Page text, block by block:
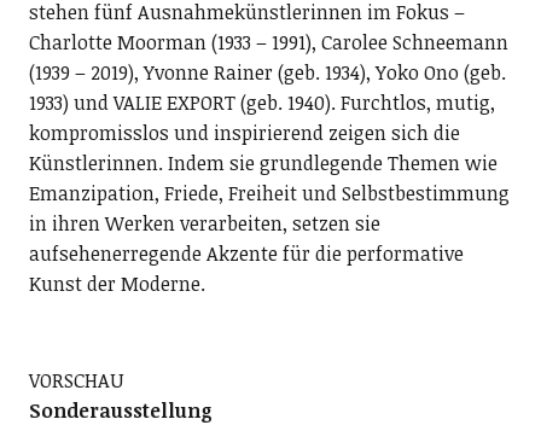
stehen fünf Ausnahmekünstlerinnen im Fokus –
Charlotte Moorman (1933 – 1991), Carolee Schneemann
(1939 – 2019), Yvonne Rainer (geb. 1934), Yoko Ono (geb.
1933) und VALIE EXPORT (geb. 1940). Furchtlos, mutig,
kompromisslos und inspirierend zeigen sich die
Künstlerinnen. Indem sie grundlegende Themen wie
Emanzipation, Friede, Freiheit und Selbstbestimmung
in ihren Werken verarbeiten, setzen sie
aufsehenerregende Akzente für die performative
Kunst der Moderne.
VORSCHAU
Sonderausstellung